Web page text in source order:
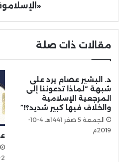
مقالات ذات صلة
د. البشير عصام يرد على
شبهة “لماذا تدعوننا إلى
المرجعية الإسلامية
والخلاف فيها كبير شديد؟!”
الجمعة 5 صفر 1441هـ 4-10-
2019م
2-1-2023م